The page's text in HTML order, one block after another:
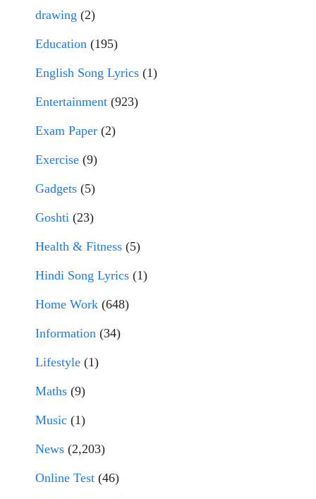
drawing (2)
Education (195)
English Song Lyrics (1)
Entertainment (923)
Exam Paper (2)
Exercise (9)
Gadgets (5)
Goshti (23)
Health & Fitness (5)
Hindi Song Lyrics (1)
Home Work (648)
Information (34)
Lifestyle (1)
Maths (9)
Music (1)
News (2,203)
Online Test (46)